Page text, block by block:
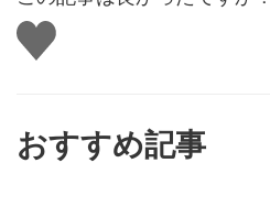
い
い
おすすめ記事